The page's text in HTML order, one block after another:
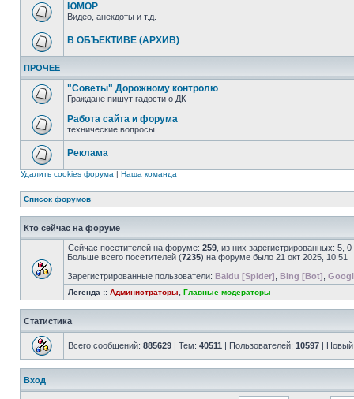
ЮМОР
Видео, анекдоты и т.д.
В ОБЪЕКТИВЕ (АРХИВ)
ПРОЧЕЕ
"Советы" Дорожному контролю
Граждане пишут гадости о ДК
Работа сайта и форума
технические вопросы
Реклама
Удалить cookies форума | Наша команда
Список форумов
Кто сейчас на форуме
Сейчас посетителей на форуме: 259 , из них зарегистрированных: 5,
Больше всего посетителей (7235) на форуме было 21 окт 2025, 10:51
Зарегистрированные пользователи: Baidu [Spider] Bing [Bot]
Легенда :: Администраторы Главные модераторы
Статистика
Всего сообщений: 885629 | Тем: 40511 | Пользователей: 10597 | Новый
Вход